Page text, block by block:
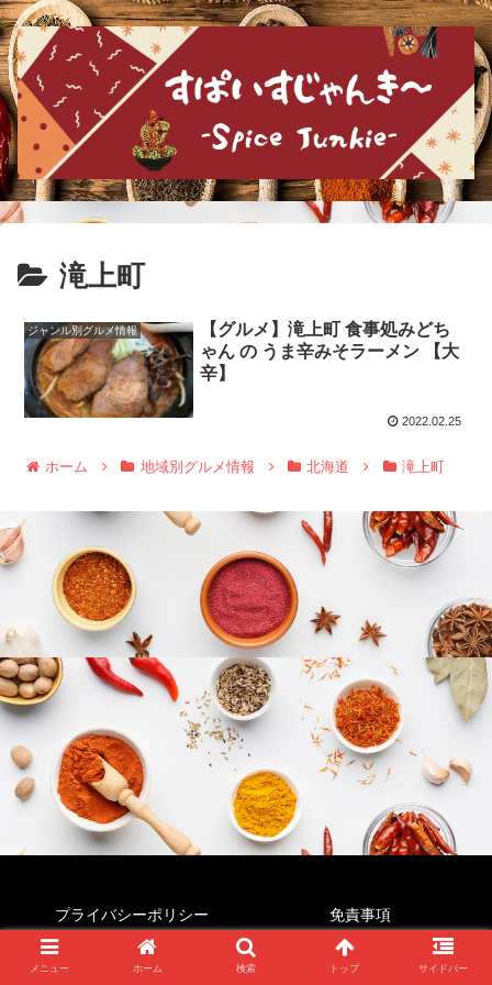
滝上町
ジャンル別グルメ情報
【グルメ】滝上町 食事処みどち
ゃん の うま辛みそラーメン 【大
辛】
2022.02.25
ホーム 地域別グルメ情報 北海道 滝上町
プライバシーポリシー 免責事項
© 2022 すぱいすじゃんき～.
メニュー ホーム 検索 トップ サイドバー